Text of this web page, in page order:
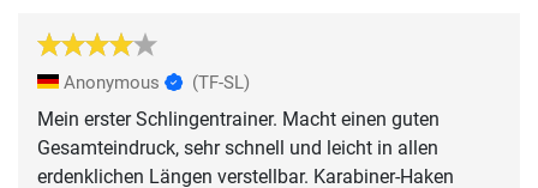
Anonymous (TF-SL)
Mein erster Schlingentrainer. Macht einen guten
Gesamteindruck, sehr schnell und leicht in allen
erdenklichen Längen verstellbar. Karabiner-Haken